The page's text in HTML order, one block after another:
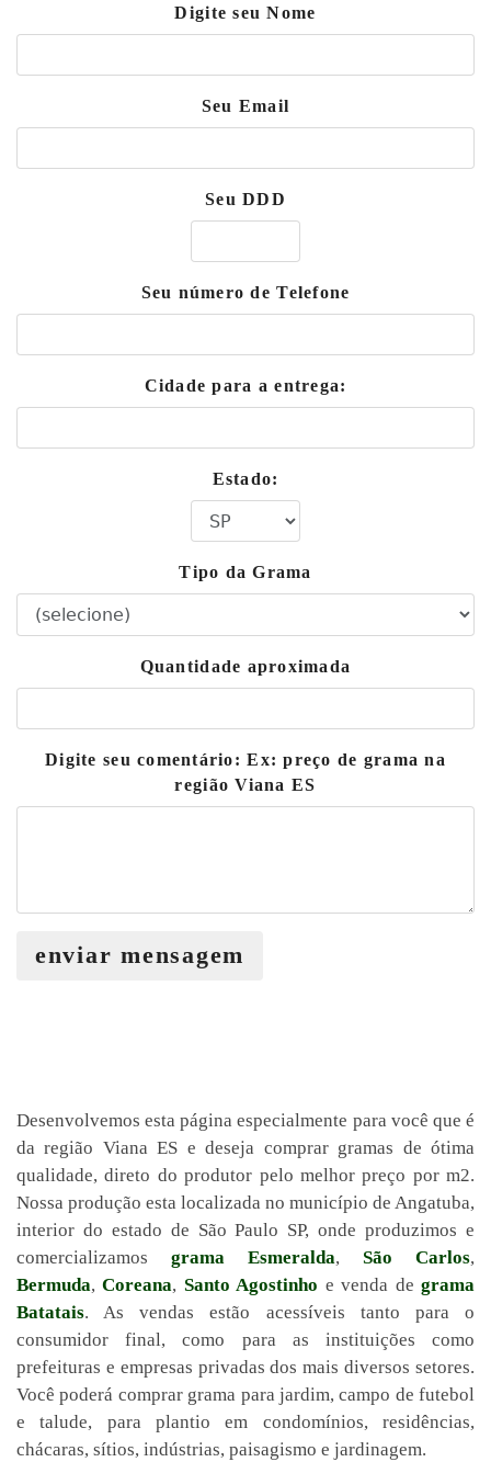
Digite seu Nome
Seu Email
Seu DDD
Seu número de Telefone
Cidade para a entrega:
Estado:
Tipo da Grama
Quantidade aproximada
Digite seu comentário: Ex: preço de grama na
região Viana ES
enviar mensagem
Desenvolvemos esta página especialmente para você que é
da região Viana ES e deseja comprar gramas de ótima
qualidade, direto do produtor pelo melhor preço por m2.
Nossa produção esta localizada no município de Angatuba,
interior do estado de São Paulo SP, onde produzimos e
comercializamos grama Esmeralda, São Carlos,
Bermuda,Coreana, Santo Agostinho e venda degrama
Batatais. As vendas estão acessíveis tanto para o
consumidor final, como para as instituições como
prefeituras e empresas privadas dos mais diversos setores.
Você poderá comprar grama para jardim, campo de futebol
e talude, para plantio em condomínios, residências,
chácaras, sítios, indústrias, paisagismo e jardinagem.